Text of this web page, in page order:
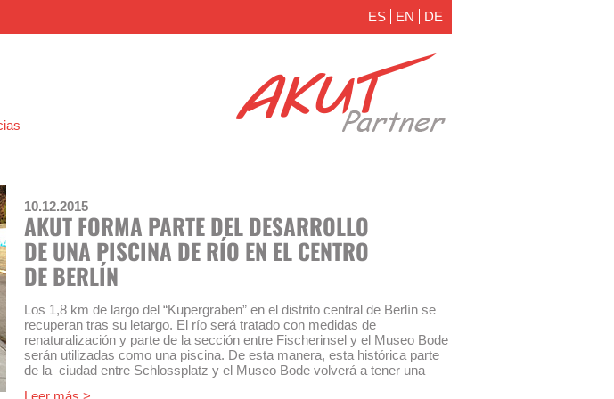
ES EN DE
10.12.2015
AKUT FORMA PARTE DEL DESARROLLO
DE UNA PISCINA DE RÍO EN EL CENTRO
DE BERLÍN
Los 1,8 km de largo del “Kupergraben” en el distrito central de Berlín se
recuperan tras su letargo. El río será tratado con medidas de
renaturalización y parte de la sección entre Fischerinsel y el Museo Bode
serán utilizadas como una piscina. De esta manera, esta histórica parte
de la ciudad entre Schlossplatz y el Museo Bode volverá a tener una
Leer más >